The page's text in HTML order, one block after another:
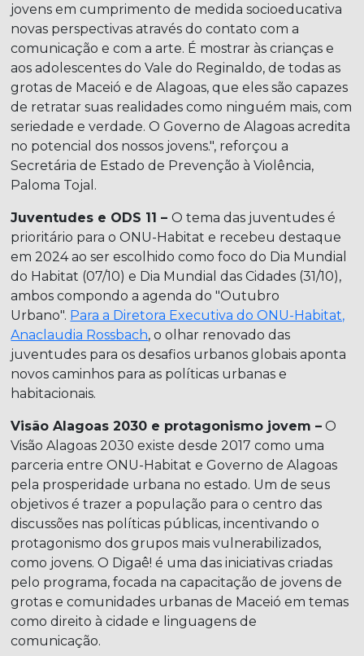
jovens em cumprimento de medida socioeducativa
novas perspectivas através do contato com a
comunicação e com a arte. É mostrar às crianças e
aos adolescentes do Vale do Reginaldo, de todas as
grotas de Maceió e de Alagoas, que eles são capazes
de retratar suas realidades como ninguém mais, com
seriedade e verdade. O Governo de Alagoas acredita
no potencial dos nossos jovens.", reforçou a
Secretária de Estado de Prevenção à Violência,
Paloma Tojal.
Juventudes e ODS 11 –O tema das juventudes é
prioritário para o ONU-Habitat e recebeu destaque
em 2024 ao ser escolhido como foco do Dia Mundial
do Habitat (07/10) e Dia Mundial das Cidades (31/10),
ambos compondo a agenda do "Outubro
Urbano". Para a Diretora Executiva do ONU-Habitat,
Anaclaudia Rossbach, o olhar renovado das
juventudes para os desafios urbanos globais aponta
novos caminhos para as políticas urbanas e
habitacionais.
Visão Alagoas 2030 e protagonismo jovem – O
Visão Alagoas 2030 existe desde 2017 como uma
parceria entre ONU-Habitat e Governo de Alagoas
pela prosperidade urbana no estado. Um de seus
objetivos é trazer a população para o centro das
discussões nas políticas públicas, incentivando o
protagonismo dos grupos mais vulnerabilizados,
como jovens. O Digaê! é uma das iniciativas criadas
pelo programa, focada na capacitação de jovens de
grotas e comunidades urbanas de Maceió em temas
como direito à cidade e linguagens de
comunicação.